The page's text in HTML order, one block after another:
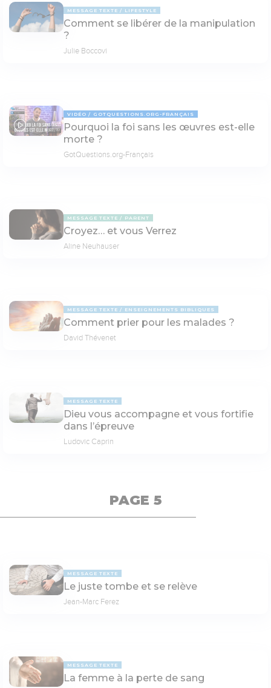
MESSAGE TEXTE LIFESTYLE
Comment se libérer de la manipulation
?
Julie Boccovi
07:59
VIDÉO GOTQUESTIONS.ORG-FRANÇAIS
Pourquoi la foi sans les œuvres est-elle
morte ?
GotQuestions.org-Français
MESSAGE TEXTE PARENT
Croyez… et vous Verrez
Aline Neuhauser
MESSAGE TEXTE ENSEIGNEMENTS BIBLIQUES
Comment prier pour les malades ?
David Thévenet
MESSAGE TEXTE
Dieu vous accompagne et vous fortifie
dans l’épreuve
Ludovic Caprin
PAGE 5
MESSAGE TEXTE
Le juste tombe et se relève
Jean-Marc Ferez
MESSAGE TEXTE
La femme à la perte de sang